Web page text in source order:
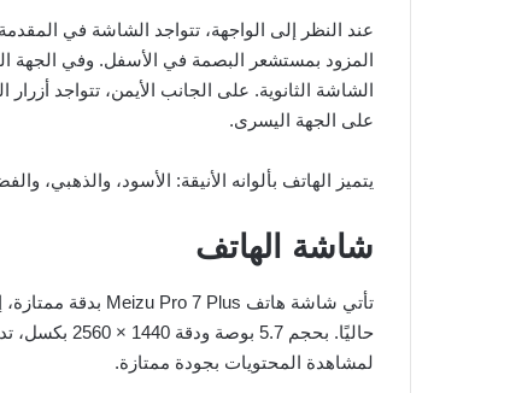
الشاشة الثانوية. على الجانب الأيمن، تتواجد
على الجهة اليسرى.
يتميز الهاتف بألوانه الأنيقة: الأسود، والذهبي،
شاشة الهاتف
لمشاهدة المحتويات بجودة ممتازة.